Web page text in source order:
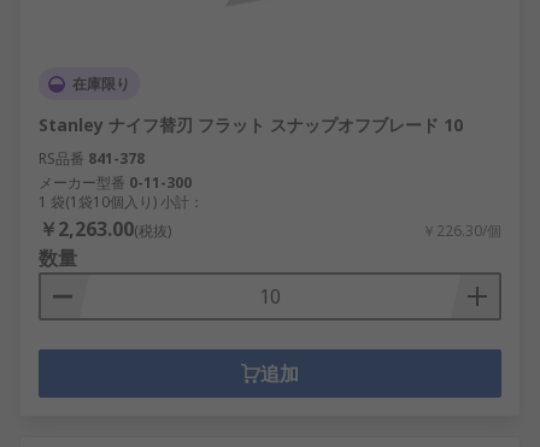
在庫限り
Stanley ナイフ替刃 フラット スナップオフブレード 10
RS品番 841-378
メーカー型番 0-11-300
1 袋(1袋10個入り) 小計：
￥2,263.00(税抜) ￥226.30/個
数量
追加